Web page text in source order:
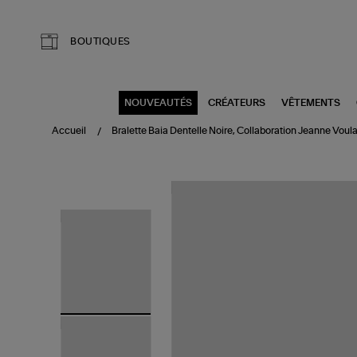
BOUTIQUES
NOUVEAUTÉS CRÉATEURS VÊTEMENTS
Accueil Bralette Baia Dentelle Noire, Collaboration Jeanne